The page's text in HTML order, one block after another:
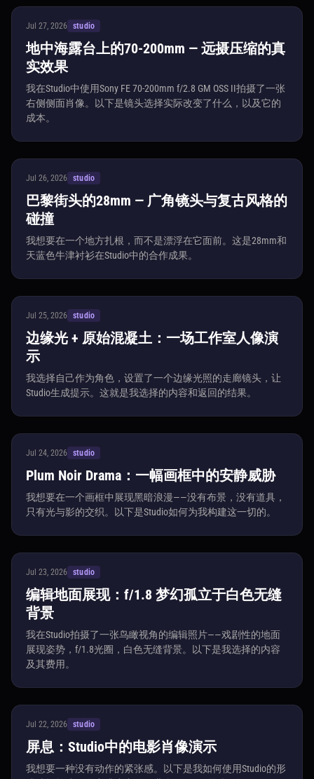
Jul 27, 2026 studio
地中海露台上的70-200mm — 远摄压缩的真
实效果
我在Studio中使用Sony FE 70-200mm f/2.8 GM OSS II拍摄了一张
右侧侧面肖像。以下是镜头选择实际改变了什么，以及它的
成本。
Jul 26, 2026 studio
巴黎街头的28mm — 广角镜头与复古风格的
碰撞
我想要在一个地方扎根，而不是漂浮在它面前。这是28mm和
天蓝色牛津衬衫在Studio中的合作成果。
Jul 25, 2026 studio
边缘光 + 原始混凝土：一场工作室人像演
示
我选择自己作为角色，设置了一个边缘光照的走廊镜头，让
Studio生成提示。这就是我选择的内容和返回的结果。
Jul 24, 2026 studio
Plum Noir Drama：一幅画框中的安静威胁
我想要在一个画框中展现黑暗浪漫——没有布景，没有道具，
只有光与影的交织。以下是Studio如何为我构建这一切的。
Jul 23, 2026 studio
编辑地面展现：f/1.8 梦幻孤立于白色无缝
背景
我在Studio拍摄了一张鸟瞰视角的编辑照片——戏剧性的地面
展现姿势，f/1.8光圈，白色无缝背景。以下是我选择的内容
及其费用。
Jul 22, 2026 studio
屏息：Studio中的电影肖像演示
我想要一种没有动作的紧张感。以下是我如何使用Studio的形